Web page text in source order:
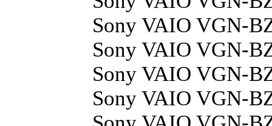
Sony VAIO VGN-
Sony VAIO VGN-
Sony VAIO VGN-
Sony VAIO VGN-